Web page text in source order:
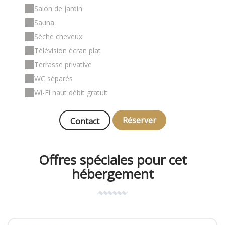
Salon de jardin
Sauna
Sèche cheveux
Télévision écran plat
Terrasse privative
WC séparés
Wi-Fi haut débit gratuit
Contact Réserver
Offres spéciales pour cet
hébergement